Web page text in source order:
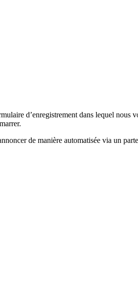
d’enregistrement dans lequel nous
de manière automatisée via un